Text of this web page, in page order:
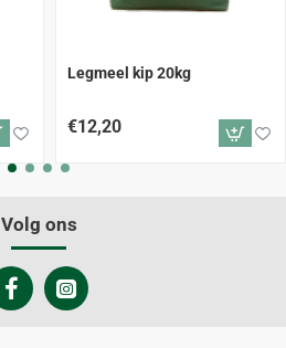
Legmeel kip 20kg
€12,20
Volg ons